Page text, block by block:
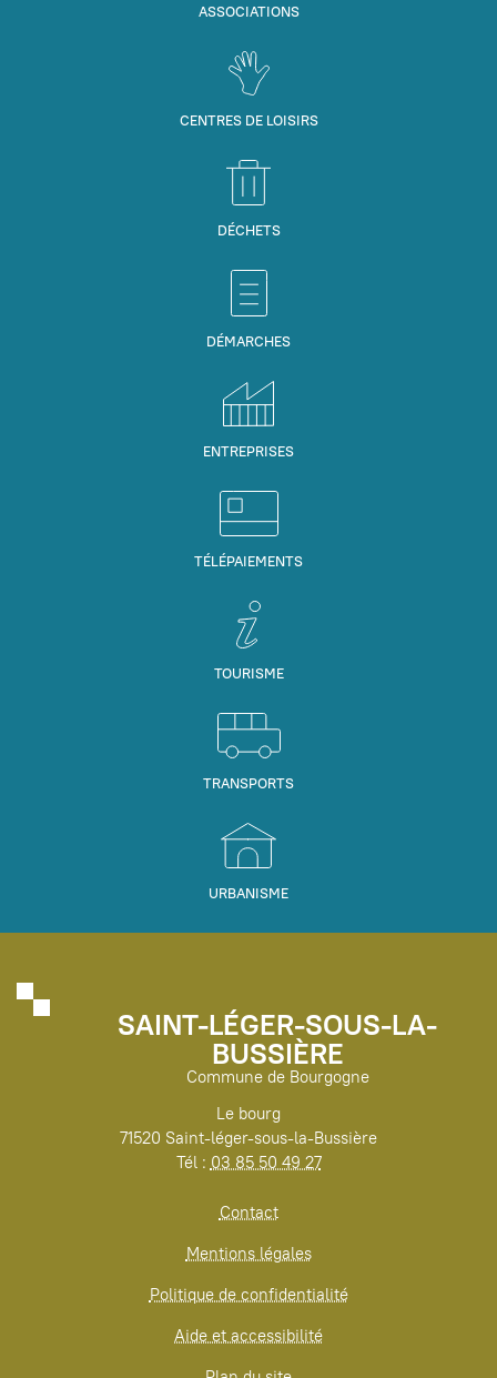
ASSOCIATIONS
CENTRES DE LOISIRS
DÉCHETS
DÉMARCHES
ENTREPRISES
TÉLÉPAIEMENTS
TOURISME
TRANSPORTS
URBANISME
SAINT-LÉGER-SOUS-LA-
BUSSIÈRE
Commune de Bourgogne
Le bourg
71520 Saint-léger-sous-la-Bussière
Tél : 03 85 50 49 27
Contact
Mentions légales
Politique de confidentialité
Aide et accessibilité